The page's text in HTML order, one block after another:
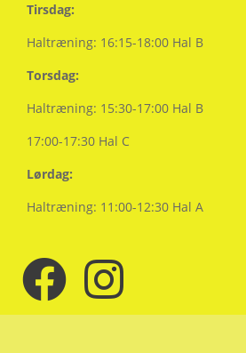
Tirsdag:
Haltræning: 16:15-18:00 Hal B
Torsdag:
Haltræning: 15:30-17:00 Hal B
17:00-17:30 Hal C
Lørdag:
Haltræning: 11:00-12:30 Hal A